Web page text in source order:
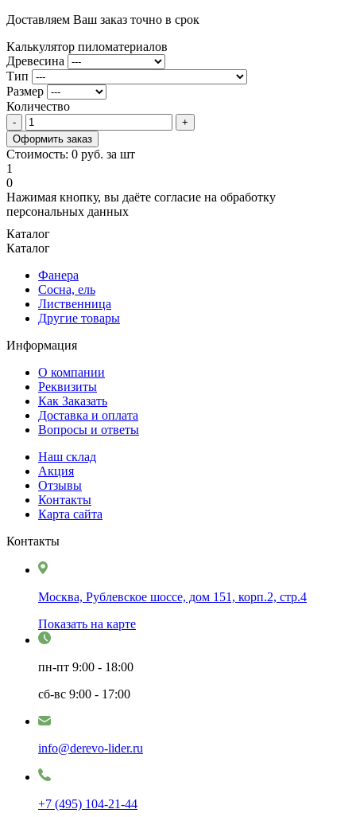
Доставляем Ваш заказ точно в срок
Калькулятор пиломатериалов
Древесина
Тип
Размер
Количество
Оформить заказ
Стоимость: 0 руб. за шт
1
0
Нажимая кнопку, вы даёте согласие на обработку
персональных данных
Каталог
Каталог
Фанера
Сосна, ель
Лиственница
Другие товары
Информация
О компании
Реквизиты
Как Заказать
Доставка и оплата
Вопросы и ответы
Наш склад
Акция
Отзывы
Контакты
Карта сайта
Контакты
Москва, Рублевское шоссе, дом 151, корп.2, стр.4
Показать на карте
пн-пт 9:00 - 18:00
сб-вс 9:00 - 17:00
info@derevo-lider.ru
+7 (495) 104-21-44